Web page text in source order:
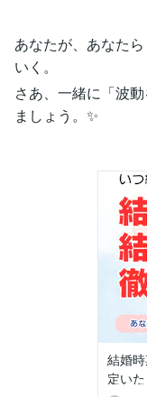
あなたが、あなた
いく。
さあ、一緒に「波
ましょう。✨
結婚
定い